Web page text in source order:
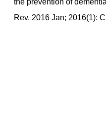
Rev. 2016 Jan; 2016(1):